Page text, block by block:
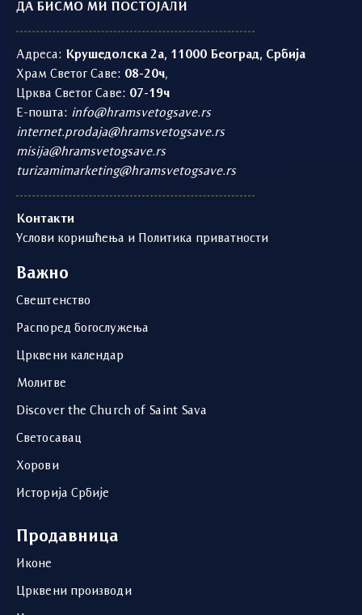
ДА БИСМО МИ ПОСТОЈАЛИ
Адреса: Крушедолска 2а, 11000 Београд, Србија
Храм Светог Саве: 08-20ч,
Црква Светог Саве: 07-19ч
Е-пошта: info@hramsvetogsave.rs
internet.prodaja@hramsvetogsave.rs
misija@hramsvetogsave.rs
turizamimarketing@hramsvetogsave.rs
Контакти
Услови коришћења и Политика приватности
Важно
Свештенство
Распоред богослужења
Црквени календар
Молитве
Discover the Church of Saint Sava
Светосавац
Хорови
Историја Србије
Продавница
Иконе
Црквени производи